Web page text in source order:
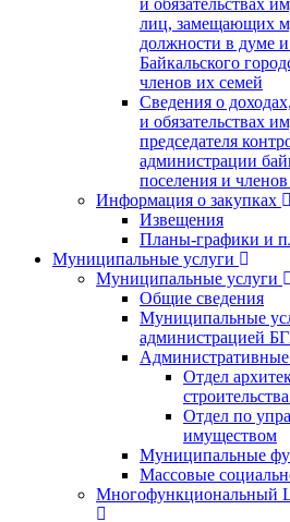
лиц, замещающих
должности в думе
Байкальского
членов их семей
Сведения о
и обязательствах
председателя
администрации
поселения и
Информация о закупках
Извещения
Планы-графики и
Муниципальные услуги
Муниципальные услуги
Общие сведения
Муниципальные
администрацией
Отдел
Отдел по
имуществом
Муниципальные
Массовые
Многофункциональный